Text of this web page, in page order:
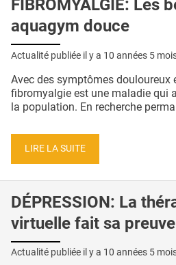
FIBROMYALGIE: Les
aquagym douce
Actualité publiée il y a 10 années 5
Avec des symptômes douloureux
fibromyalgie est une maladie qui
la population. En recherche
LIRE LA SUITE
DÉPRESSION: La
virtuelle fait sa
Actualité publiée il y a 10 années 5